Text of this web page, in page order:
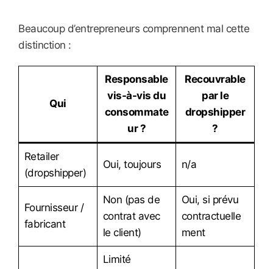
Beaucoup d’entrepreneurs comprennent mal cette
distinction :
Qui
Responsable
vis-à-vis du
consommate
ur ?
Recouvrable
par le
dropshipper
?
Retailer
(dropshipper)
Oui, toujours n/a
Fournisseur /
fabricant
Non (pas de
contrat avec
le client)
Oui, si prévu
contractuelle
ment
Limité